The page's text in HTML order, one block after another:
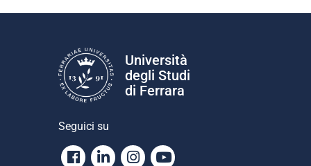
Università
degli Studi
di Ferrara
Seguici su
Facebook
LinkedinInstagram
Youtube